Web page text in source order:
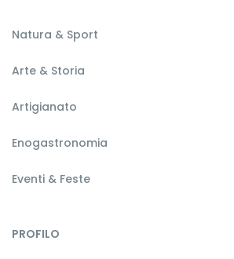
Natura & Sport
Arte & Storia
Artigianato
Enogastronomia
Eventi & Feste
PROFILO